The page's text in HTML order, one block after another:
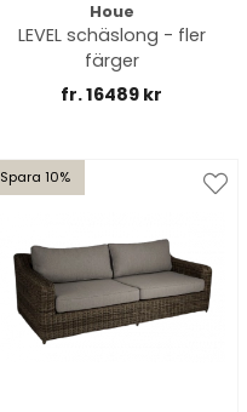
Houe
LEVEL schäslong - fler
färger
fr. 16489 kr
Spara 10%